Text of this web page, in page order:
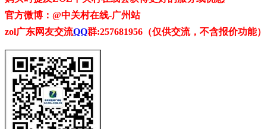
官方微博：@中关村在线-广州站
zol广东网友交流QQ群:257681956（仅供交流，不含报价功能）